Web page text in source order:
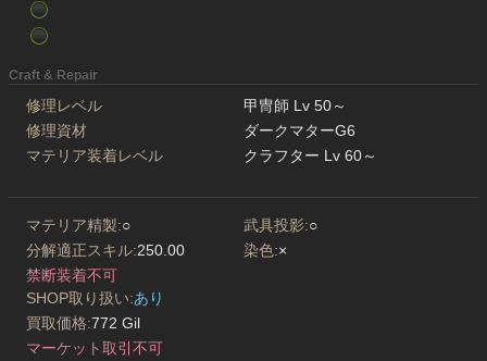
Craft & Repair
修理レベル
甲冑師 Lv 50～
修理資材
ダークマターG6
マテリア装着レベル
クラフター Lv 60～
マテリア精製:○ 武具投影:○
分解適正スキル:250.00 染色:×
禁断装着不可
SHOP取り扱い:あり
買取価格:772 Gil
マーケット取引不可